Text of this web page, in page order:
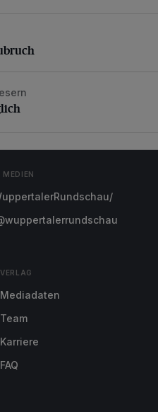
MEDIEN
VERLAG
Mediadaten
Team
Karriere
FAQ